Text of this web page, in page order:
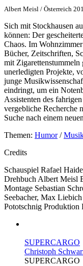
Albert Meisl / Österreich
Sich mit Stockhausen
können: Der
Chaos. Im
Bücher, Zeitschriften,
mit
unerledigten Projekte,
junge
eindringt, um ein
Assistenten des
vergebliche Recherche
Suche nach einem
Themen: Humor/
Credits
Schauspiel Rafael
Drehbuch Albert Meisl
Montage Sebastian
Seebacher, Max
Pototschnig Produktion
SUPERCARGO
Christoph
SUPERCARGO